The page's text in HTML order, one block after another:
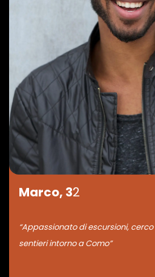
Marco, 32
“Appassionato di escursioni,
sentieri intorno a Como”